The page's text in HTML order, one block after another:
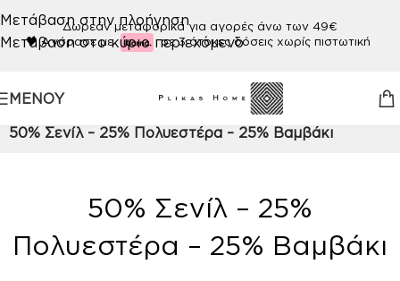
Μετάβαση στην πλοήγηση
Μετάβαση στο κύριο περιεχόμενο
Δωρεάν μεταφορικά για αγορές άνω των 49€
🖤Αγόρασε με σε 3 άτοκες δόσεις χωρίς πιστωτική
ΜΕΝΟΎ
Προϊόν ΠΟΙΟΤΗΤΑ/
50% Σενίλ – 25% Πολυεστέρα – 25% Βαμβάκι
50% Σενίλ – 25%
Πολυεστέρα – 25% Βαμβάκι